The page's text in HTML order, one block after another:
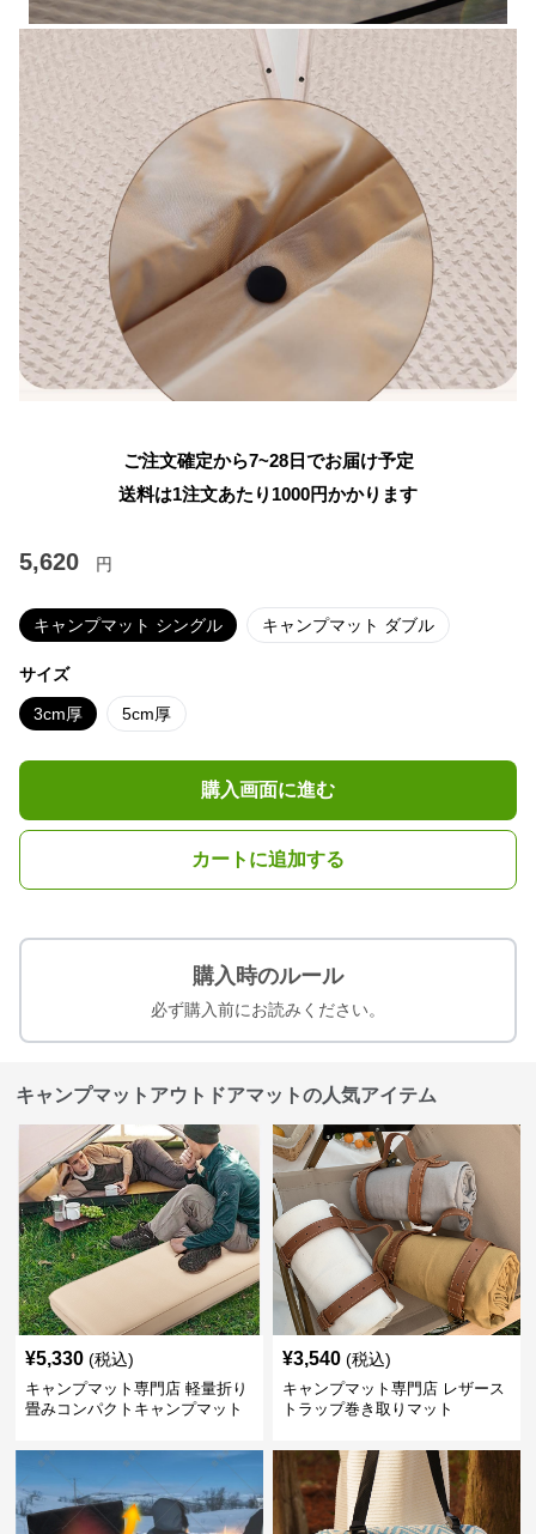
ご注文確定から7~28日でお届け予定
送料は1注文あたり 1000円かかります
5,620 円
キャンプマット シングル キャンプマット ダブル
サイズ
3cm厚 5cm厚
購入画面に進む
カートに追加する
購入時のルール
必ず購入前にお読みください。
キャンプマットアウトドアマットの人気アイテム
¥5,330 (税込)
キャンプマット専門店 軽量折り
畳みコンパクトキャンプマット
¥3,540 (税込)
キャンプマット専門店 レザース
トラップ巻き取りマット